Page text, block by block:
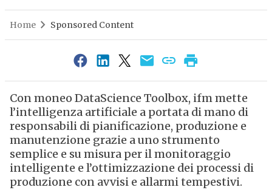
Home Sponsored Content
Con moneo DataScience Toolbox, ifm mette
l’intelligenza artificiale a portata di mano di
responsabili di pianificazione, produzione e
manutenzione grazie a uno strumento
semplice e su misura per il monitoraggio
intelligente e l’ottimizzazione dei processi di
produzione con avvisi e allarmi tempestivi.